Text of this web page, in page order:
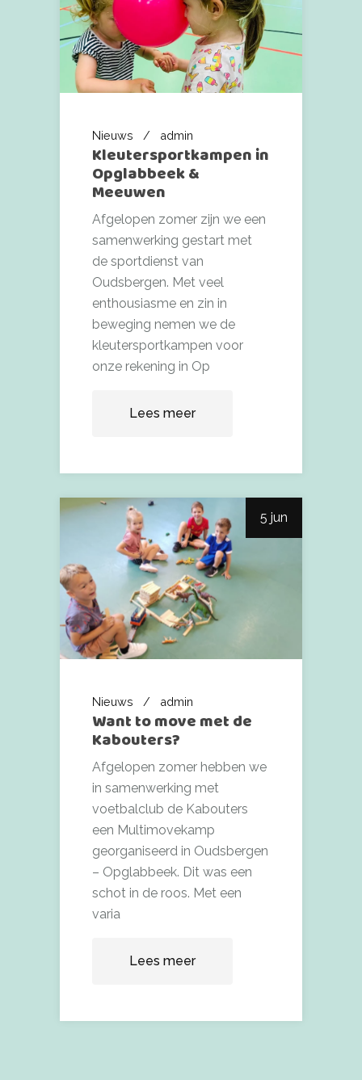
Nieuws admin
Kleutersportkampen in
Opglabbeek &
Meeuwen
Afgelopen zomer zijn we een
samenwerking gestart met
de sportdienst van
Oudsbergen. Met veel
enthousiasme en zin in
beweging nemen we de
kleutersportkampen voor
onze rekening in Op
Lees meer
5 jun
Nieuws admin
Want to move met de
Kabouters?
Afgelopen zomer hebben we
in samenwerking met
voetbalclub de Kabouters
een Multimovekamp
georganiseerd in Oudsbergen
– Opglabbeek. Dit was een
schot in de roos. Met een
varia
Lees meer